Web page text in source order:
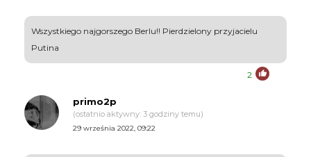
Wszystkiego najgorszego Berlu!! Pierdzielony przyjacielu
Putina
2
primo2p
(ostatnio aktywny: 3 godziny temu)
29 września 2022, 09:22